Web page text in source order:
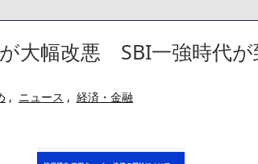
た所です」
ろww(2割3割減ったら御の
金資産の取崩し
デマ記事をこっそり削除し
【配信者】
一人称が「ボ
かつては
が大幅改悪 SBI一強時代が
, ニュース , 経済・金融